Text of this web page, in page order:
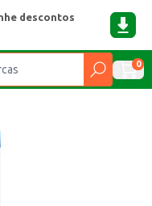
descontos
0